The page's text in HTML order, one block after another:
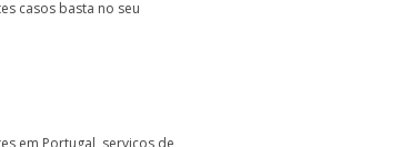
casos basta no seu
em Portugal, serviços de